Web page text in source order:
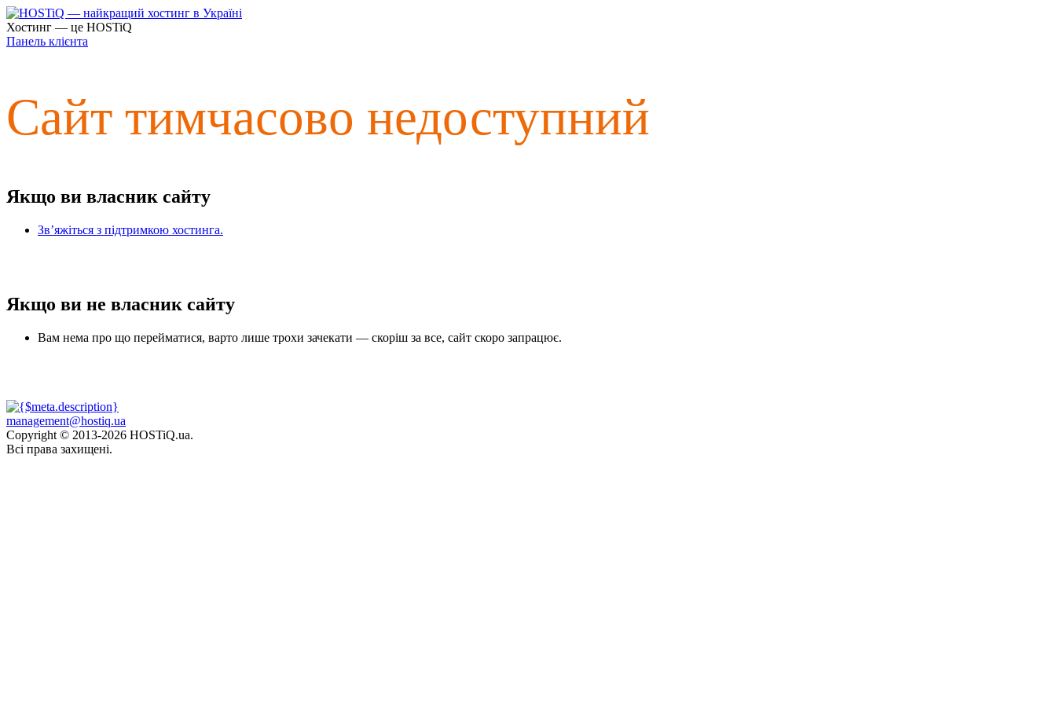
Хостинг — це HOSTiQ
Панель клієнта
Сайт тимчасово недоступний
Якщо ви власник сайту
Зв’яжіться з підтримкою хостинга.
Якщо ви не власник сайту
Вам нема про що перейматися, варто лише трохи зачекати — скоріш за все, сайт скоро запрацює.
management@hostiq.ua
Copyright © 2013-2026 HOSTiQ.ua.
Всі права захищені.